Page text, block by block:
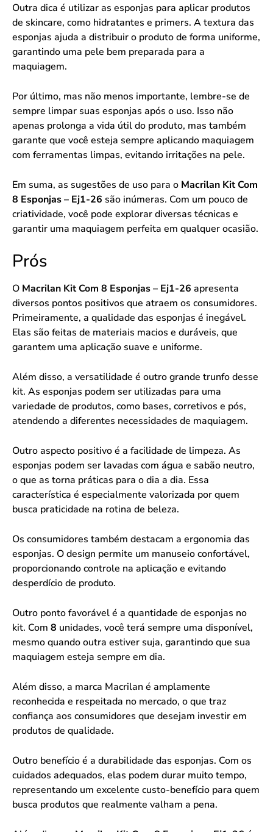
Outra dica é utilizar as esponjas para aplicar produtos
de skincare, como hidratantes e primers. A textura das
esponjas ajuda a distribuir o produto de forma uniforme,
garantindo uma pele bem preparada para a
maquiagem.
Por último, mas não menos importante, lembre-se de
sempre limpar suas esponjas após o uso. Isso não
apenas prolonga a vida útil do produto, mas também
garante que você esteja sempre aplicando maquiagem
com ferramentas limpas, evitando irritações na pele.
Em suma, as sugestões de uso para o Macrilan Kit Com
8 Esponjas – Ej1-26 são inúmeras. Com um pouco de
criatividade, você pode explorar diversas técnicas e
garantir uma maquiagem perfeita em qualquer ocasião.
Prós
O Macrilan Kit Com 8 Esponjas – Ej1-26 apresenta
diversos pontos positivos que atraem os consumidores.
Primeiramente, a qualidade das esponjas é inegável.
Elas são feitas de materiais macios e duráveis, que
garantem uma aplicação suave e uniforme.
Além disso, a versatilidade é outro grande trunfo desse
kit. As esponjas podem ser utilizadas para uma
variedade de produtos, como bases, corretivos e pós,
atendendo a diferentes necessidades de maquiagem.
Outro aspecto positivo é a facilidade de limpeza. As
esponjas podem ser lavadas com água e sabão neutro,
o que as torna práticas para o dia a dia. Essa
característica é especialmente valorizada por quem
busca praticidade na rotina de beleza.
Os consumidores também destacam a ergonomia das
esponjas. O design permite um manuseio confortável,
proporcionando controle na aplicação e evitando
desperdício de produto.
Outro ponto favorável é a quantidade de esponjas no
kit. Com 8 unidades, você terá sempre uma disponível,
mesmo quando outra estiver suja, garantindo que sua
maquiagem esteja sempre em dia.
Além disso, a marca Macrilan é amplamente
reconhecida e respeitada no mercado, o que traz
confiança aos consumidores que desejam investir em
produtos de qualidade.
Outro benefício é a durabilidade das esponjas. Com os
cuidados adequados, elas podem durar muito tempo,
representando um excelente custo-benefício para quem
busca produtos que realmente valham a pena.